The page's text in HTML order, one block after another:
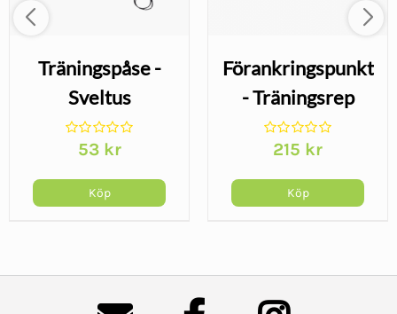
Träningspåse -
Sveltus
53 kr
Köp
Förankringspunkt
- Träningsrep
215 kr
Köp